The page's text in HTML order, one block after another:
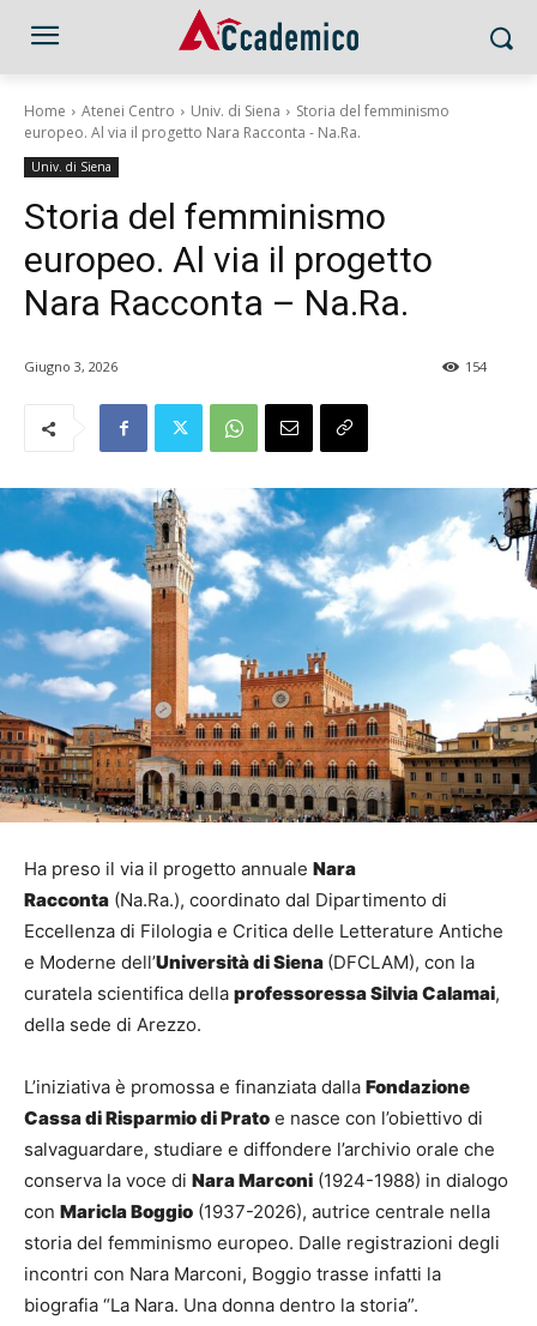
Home Atenei Centro Univ. di Siena
Storia del femminismo
europeo. Al via il progetto Nara Racconta - Na.Ra.
Univ. di Siena
Storia del femminismo
europeo. Al via il progetto
Nara Racconta – Na.Ra.
Giugno 3, 2026 154
Ha preso il via il progetto annuale Nara
Racconta (Na.Ra.), coordinato dal Dipartimento di
Eccellenza di Filologia e Critica delle Letterature Antiche
e Moderne dell’Università di Siena (DFCLAM), con la
curatela scientifica della professoressa Silvia Calamai,
della sede di Arezzo.
L’iniziativa è promossa e finanziata dalla Fondazione
Cassa di Risparmio di Prato e nasce con l’obiettivo di
salvaguardare, studiare e diffondere l’archivio orale che
conserva la voce di Nara Marconi (1924-1988) in dialogo
con Maricla Boggio (1937-2026), autrice centrale nella
storia del femminismo europeo. Dalle registrazioni degli
incontri con Nara Marconi, Boggio trasse infatti la
biografia “La Nara. Una donna dentro la storia”.